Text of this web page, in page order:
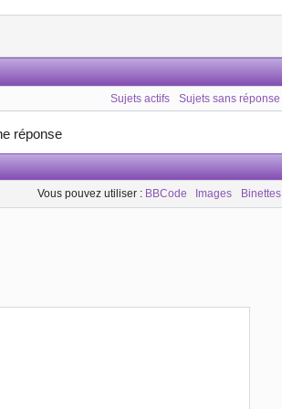
Sujets actifs Sujets sans réponse
réponse
Vous pouvez utiliser : BBCode Images Binettes